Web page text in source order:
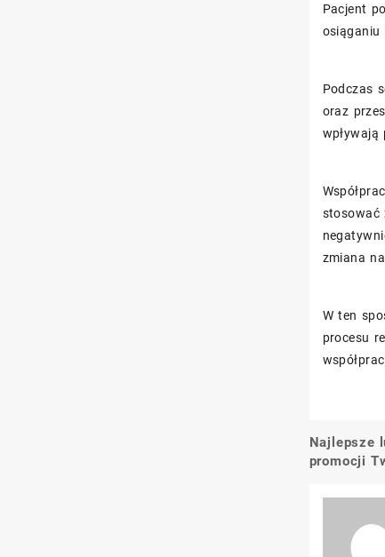
Pacjent
osiąganiu
Podczas
oraz
stosować
zmiana
W ten
procesu
Najlepsze
promocji